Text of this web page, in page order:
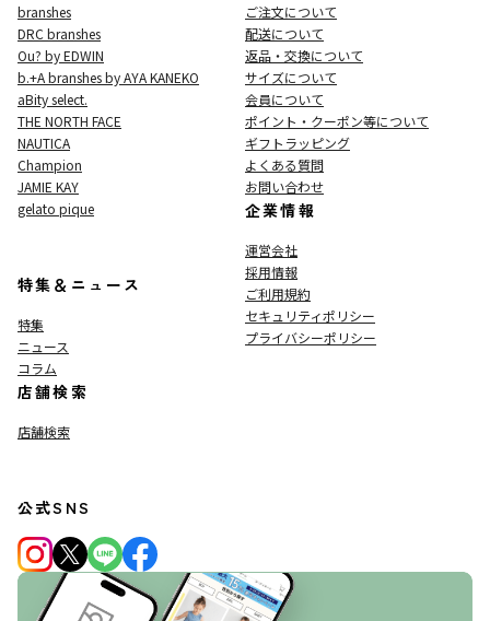
branshes
DRC branshes
Ou? by EDWIN
b.+A branshes by AYA KANEKO
aBity select.
THE NORTH FACE
NAUTICA
Champion
JAMIE KAY
gelato pique
特集＆ニュース
特集
ニュース
コラム
店舗検索
店舗検索
ご注文について
配送について
返品・交換について
サイズについて
会員について
ポイント・クーポン等について
ギフトラッピング
よくある質問
お問い合わせ
企業情報
運営会社
採用情報
ご利用規約
セキュリティポリシー
プライバシーポリシー
公式SNS